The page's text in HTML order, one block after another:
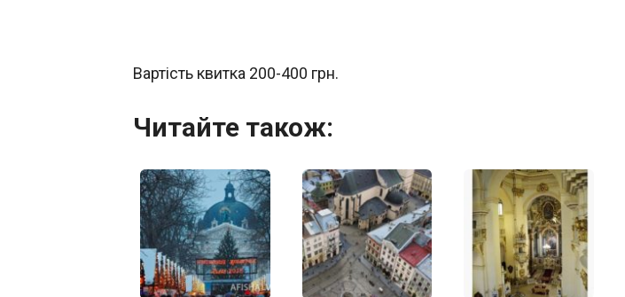
Вартість квитка 200-400 грн.
Читайте також: